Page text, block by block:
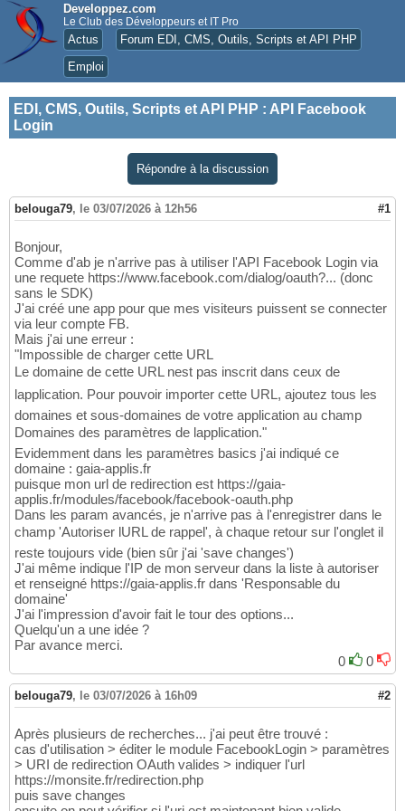
Developpez.com
Le Club des Développeurs et IT Pro
Actus
Forum EDI, CMS, Outils, Scripts et API PHP
Emploi
EDI, CMS, Outils, Scripts et API PHP : API Facebook
Login
Répondre à la discussion
belouga79, le 03/07/2026 à 12h56 #1
Bonjour,
Comme d'ab je n'arrive pas à utiliser l'API Facebook Login via
une requete https://www.facebook.com/dialog/oauth?... (donc
sans le SDK)
J'ai créé une app pour que mes visiteurs puissent se connecter
via leur compte FB.
Mais j'ai une erreur :
"Impossible de charger cette URL
Le domaine de cette URL nest pas inscrit dans ceux de
lapplication. Pour pouvoir importer cette URL, ajoutez tous les
domaines et sous-domaines de votre application au champ
Domaines des paramètres de lapplication."
Evidemment dans les paramètres basics j'ai indiqué ce
domaine : gaia-applis.fr
puisque mon url de redirection est https://gaia-
applis.fr/modules/facebook/facebook-oauth.php
Dans les param avancés, je n'arrive pas à l'enregistrer dans le
champ 'Autoriser lURL de rappel', à chaque retour sur l'onglet il
reste toujours vide (bien sûr j'ai 'save changes')
J'ai même indique l'IP de mon serveur dans la liste à autoriser
et renseigné https://gaia-applis.fr dans 'Responsable du
domaine'
J'ai l'impression d'avoir fait le tour des options...
Quelqu'un a une idée ?
Par avance merci.
0
0
belouga79, le 03/07/2026 à 16h09 #2
Après plusieurs de recherches... j'ai peut être trouvé :
cas d'utilisation > éditer le module FacebookLogin > paramètres
> URI de redirection OAuth valides > indiquer l'url
https://monsite.fr/redirection.php
puis save changes